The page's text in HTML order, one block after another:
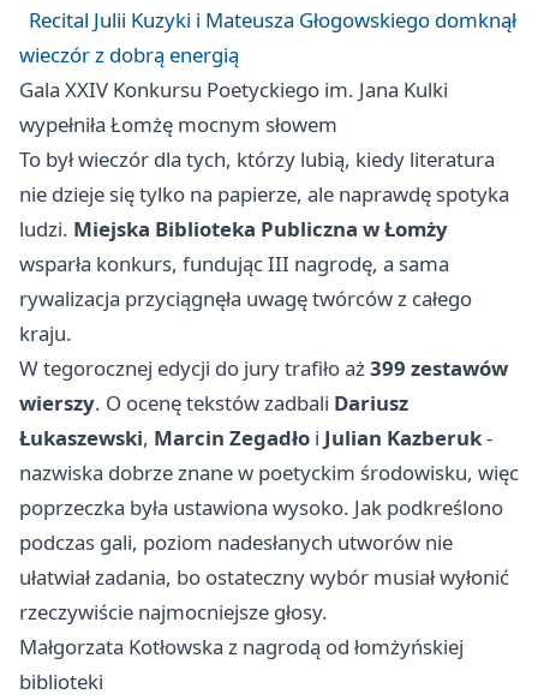
Recital Julii Kuzyki i Mateusza Głogowskiego domknął
wieczór z dobrą energią
Gala XXIV Konkursu Poetyckiego im. Jana Kulki
wypełniła Łomżę mocnym słowem
To był wieczór dla tych, którzy lubią, kiedy literatura
nie dzieje się tylko na papierze, ale naprawdę spotyka
ludzi. Miejska Biblioteka Publiczna w Łomży
wsparła konkurs, fundując III nagrodę, a sama
rywalizacja przyciągnęła uwagę twórców z całego
kraju.
W tegorocznej edycji do jury trafiło aż399 zestawów
wierszy. O ocenę tekstów zadbali Dariusz
Łukaszewski, Marcin Zegadło i Julian Kazberuk-
nazwiska dobrze znane w poetyckim środowisku, więc
poprzeczka była ustawiona wysoko. Jak podkreślono
podczas gali, poziom nadesłanych utworów nie
ułatwiał zadania, bo ostateczny wybór musiał wyłonić
rzeczywiście najmocniejsze głosy.
Małgorzata Kotłowska z nagrodą od łomżyńskiej
biblioteki